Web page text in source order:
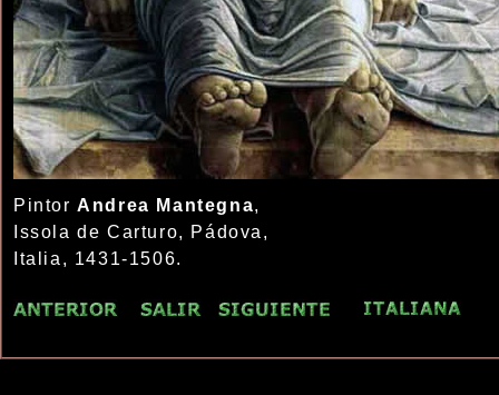
PintorAndrea Mantegna,
Issola de Carturo, Pádova,
Italia, 1431-1506.